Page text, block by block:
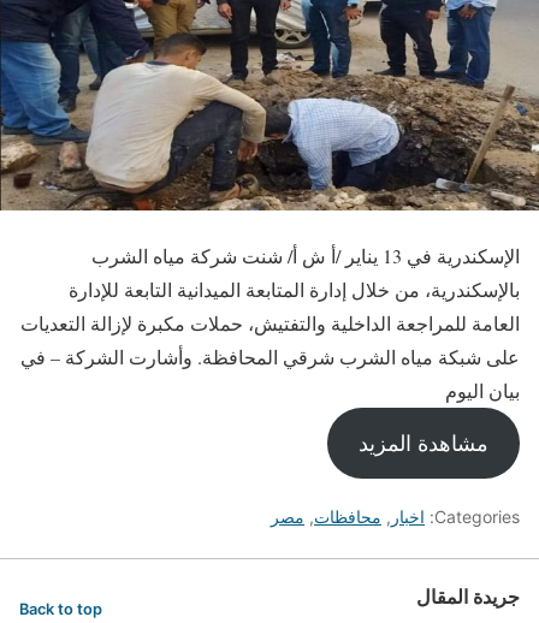
الإسكندرية في 13 يناير /أ ش أ/ شنت شركة مياه الشرب
بالإسكندرية، من خلال إدارة المتابعة الميدانية التابعة للإدارة
العامة للمراجعة الداخلية والتفتيش، حملات مكبرة لإزالة التعديات
على شبكة مياه الشرب شرقي المحافظة. وأشارت الشركة – في
بيان اليوم
مشاهدة المزيد
Categories: اخبار , محافظات, مصر
جريدة المقال Back to top